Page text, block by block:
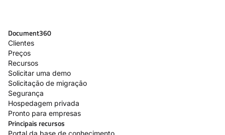
Document360
Clientes
Preços
Recursos
Solicitar uma demo
Solicitação de migração
Segurança
Hospedagem privada
Pronto para empresas
Principais recursos
Portal da base de conhecimento